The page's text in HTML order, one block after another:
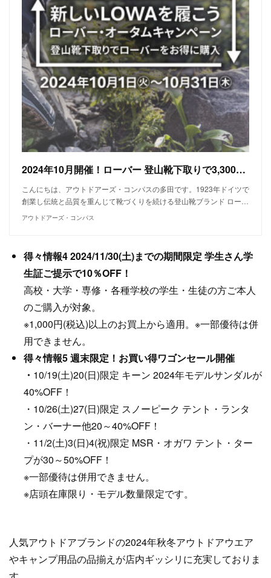
2024年10月開催！ローバー 登山靴下取りで3,300円のキャッシュバック！登山靴をお得に購入できるオータムキャンペーン
こんにちは、アウトドアーズ・コンパスの多田です。1923年ドイツで
創業し伝統と品質を重んじて靴づくりを続ける登山靴ブランド ロー…
アウトドアーズ・コンパス
得々情報4 2024/11/30(土)までの期間限定 学生さん学
生証ご提示で10％OFF！
高校・大学・専修・各種学校の学生・生徒の方ご本人
のご購入が対象。
※1,000円(税込)以上のお買上から適用。※一部優待は併
用できません。
得々情報5 週末限定！お買い得ワゴンセール開催
・ 10/19(土)20(日)限定 キーン 2024年モデルサンダルが
40%OFF！
・10/26(土)27(日)限定 スノーピーク テント・ランタ
ン・バーナー他20～40%OFF！
・11/2(土)3(日)4(祝)限定 MSR・オガワ テント・ター
プが30～50%OFF！
※一部優待は併用できません。
※店頭在庫限り・モデル数量限定です。
人気アウトドアブランドの2024年秋冬アウトドアウエア
やキャンプ用品の品揃えが店内ギッシリに充実しておりま